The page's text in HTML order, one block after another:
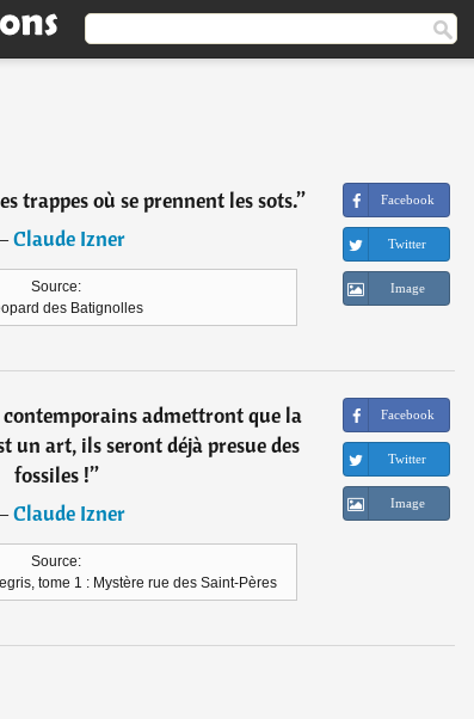
trappes où se prennent les sots.”
Claude Izner
Source:
des Batignolles
Facebook
Twitter
Image
admettront que la
un art, ils seront déjà presue des
fossiles !”
Claude Izner
Source:
tome 1 : Mystère rue des Saint-Pères
Facebook
Twitter
Image